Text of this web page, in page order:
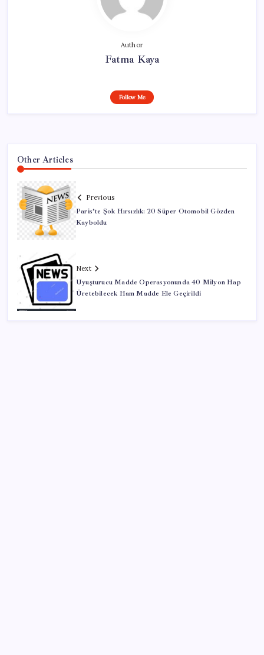
Author
Fatma Kaya
Follow Me
Other Articles
Previous
Paris’te Şok Hırsızlık: 20 Süper Otomobil Gözden
Kayboldu
Next
Uyuşturucu Madde Operasyonunda 40 Milyon Hap
Üretebilecek Ham Madde Ele Geçirildi